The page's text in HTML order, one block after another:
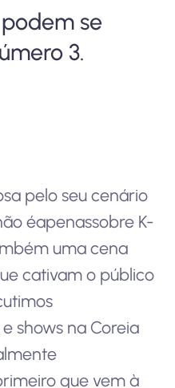
se
3.
pelo seu cenário
éapenassobre K-
uma cena
cativam o público
shows na Coreia
que vem à